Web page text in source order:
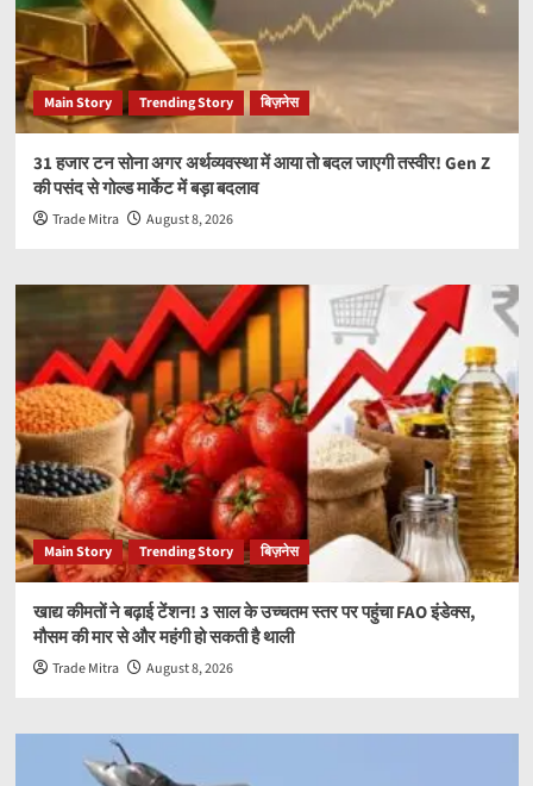
Main Story Trending Story बिज़नेस
31 हजार टन सोना अगर अर्थव्यवस्था में आया तो बदल जाएगी तस्वीर! Gen Z
की पसंद से गोल्ड मार्केट में बड़ा बदलाव
Trade Mitra August 8, 2026
Main Story Trending Story बिज़नेस
खाद्य कीमतों ने बढ़ाई टेंशन! 3 साल के उच्चतम स्तर पर पहुंचा FAO इंडेक्स,
मौसम की मार से और महंगी हो सकती है थाली
Trade Mitra August 8, 2026